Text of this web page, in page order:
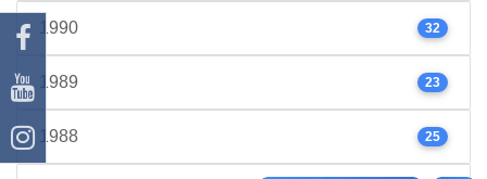
1990 32
1989 23
1988 25